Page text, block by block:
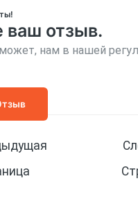
ваш отзыв.
нам в нашей